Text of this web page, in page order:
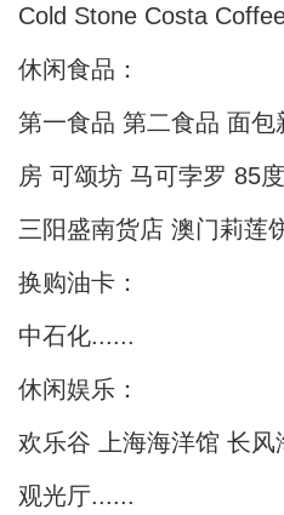
Cold Stone Costa
休闲食品：
第一食品 第二食品 面
房 可颂坊 马可孛罗 85
三阳盛南货店 澳门莉莲
换购油卡：
中石化......
休闲娱乐：
欢乐谷 上海海洋馆 长
观光厅......